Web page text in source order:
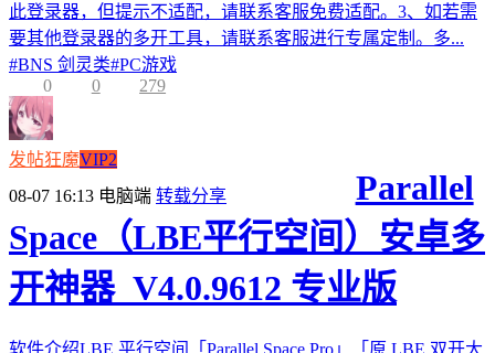
此登录器，但提示不适配，请联系客服免费适配。3、如若需
要其他登录器的多开工具，请联系客服进行专属定制。多...
#BNS 剑灵类#PC游戏
0
0 279
发帖狂魔VIP2
08-07 16:13 电脑端 转载分享
Parallel
Space（LBE平行空间）安卓多
开神器_V4.0.9612 专业版
软件介绍LBE 平行空间「Parallel Space Pro」「原 LBE 双开大